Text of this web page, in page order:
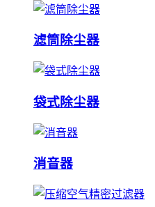
滤筒除尘器
袋式除尘器
消音器